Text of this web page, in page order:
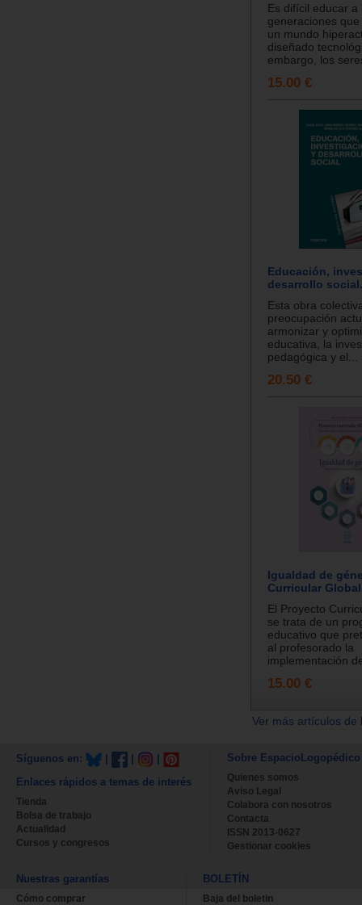
Es difícil educar a
generaciones
un mundo
diseñado
embargo, los
15.00 €
Educación,
desarrollo social.
Esta obra
preocupación
armonizar y
educativa, la
pedagógica y el...
20.50 €
Igualdad de
Curricular
El Proyecto
se trata de un
educativo que
al profesorado la
implementación
15.00 €
Ver más artículos
Síguenos en:
Enlaces rápidos a temas de interés
Tienda
Bolsa de trabajo
Actualidad
Cursos y congresos
Sobre EspacioLogopédico
Quienes somos
Aviso Legal
Colabora con nosotros
Contacta
ISSN 2013-0627
Gestionar cookies
Nuestras garantías
Cómo comprar
BOLETÍN
Baja del boletin